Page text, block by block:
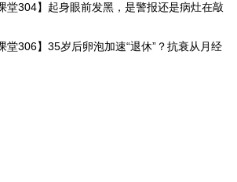
堂304】起身眼前发黑，是警报还是病灶在敲
堂306】35岁后卵泡加速“退休”？抗衰从月经